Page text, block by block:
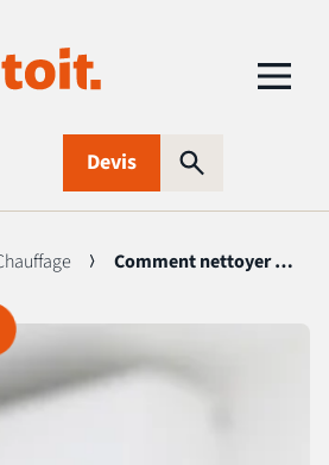
Devis
financières
Panneaux
Comment nettoyer une climatisation réversible ?